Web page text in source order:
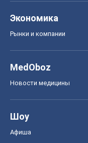
Экономика
Рынки и компании
MedOboz
Новости медицины
Шоу
Афиша